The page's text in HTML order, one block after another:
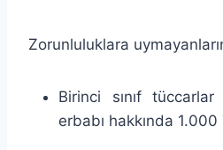
Zorunluluklara
Birinci sınıf
erbabı hakkında 1.000